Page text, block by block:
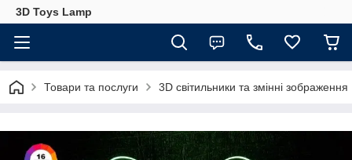
3D Toys Lamp
Товари та послуги 3D світильники та змінні зображення